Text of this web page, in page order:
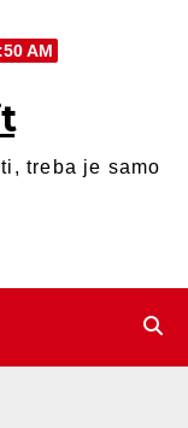
AM
treba je samo